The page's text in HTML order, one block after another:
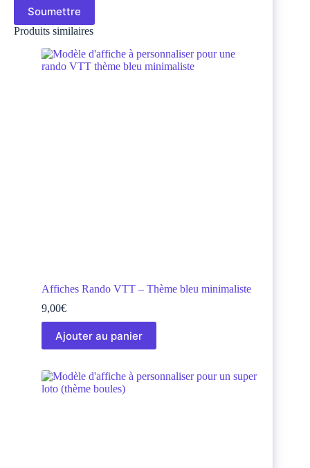
Soumettre
Produits similaires
Affiches Rando VTT – Thème bleu minimaliste
9,00€
Ajouter au panier